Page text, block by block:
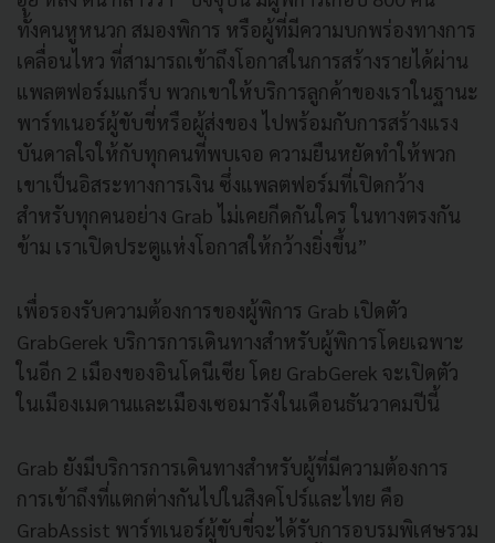
ทั้งคนหูหนวก สมองพิการ หรือผู้ที่มีความบกพร่องทางการ
เคลื่อนไหว ที่สามารถเข้าถึงโอกาสในการสร้างรายได้ผ่าน
แพลตฟอร์มแกร็บ พวกเขาให้บริการลูกค้าของเราในฐานะ
พาร์ทเนอร์ผู้ขับขี่หรือผู้ส่งของ ไปพร้อมกับการสร้างแรง
บันดาลใจให้กับทุกคนที่พบเจอ ความยืนหยัดทำให้พวก
เขาเป็นอิสระทางการเงิน ซึ่งแพลตฟอร์มที่เปิดกว้าง
สำหรับทุกคนอย่าง Grab ไม่เคยกีดกันใคร ในทางตรงกัน
ข้าม เราเปิดประตูแห่งโอกาสให้กว้างยิ่งขึ้น”
เพื่อรองรับความต้องการของผู้พิการ Grab เปิดตัว
GrabGerek บริการการเดินทางสำหรับผู้พิการโดยเฉพาะ
ในอีก 2 เมืองของอินโดนีเซีย โดย GrabGerek จะเปิดตัว
ในเมืองเมดานและเมืองเซอมารังในเดือนธันวาคมปีนี้
Grab ยังมีบริการการเดินทางสำหรับผู้ที่มีความต้องการ
การเข้าถึงที่แตกต่างกันไปในสิงคโปร์และไทย คือ
GrabAssist พาร์ทเนอร์ผู้ขับขี่จะได้รับการอบรมพิเศษรวม